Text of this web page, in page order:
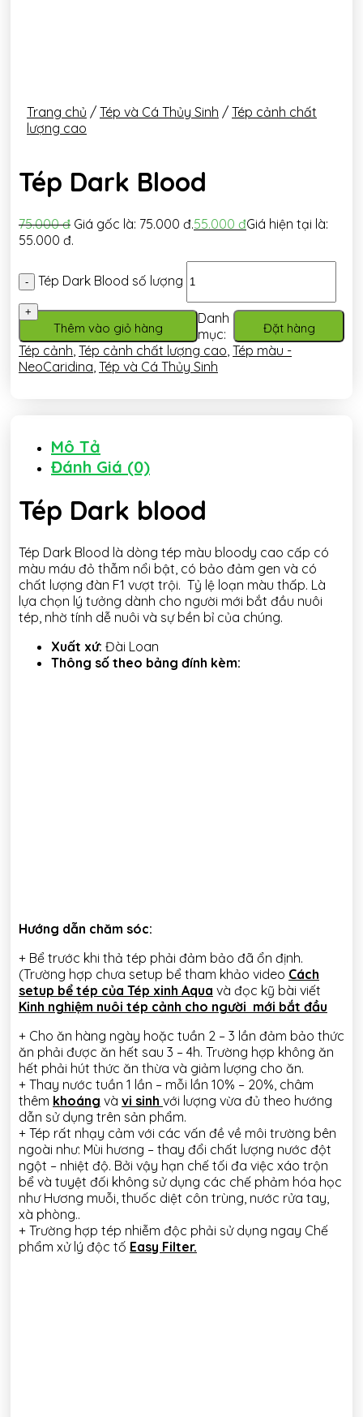
Trang chủ / Tép và Cá Thủy Sinh / Tép cảnh chất
lượng cao
Tép Dark Blood
75.000đ Giá gốc là: 75.000 đ.55.000 đGiá hiện tại là:
55.000 đ.
Tép Dark Blood số lượng
Thêm vào giỏ hàng Đặt hàng
Danh
mục:
Tép cảnh Tép cảnh chất lượng cao Tép màu -
NeoCaridina Tép và Cá Thủy Sinh
Mô Tả
Đánh Giá (0)
Tép Dark blood
Tép Dark Blood là dòng tép màu bloody cao cấp có
màu máu đỏ thẫm nổi bật, có bảo đảm gen và có
chất lượng đàn F1 vượt trội. Tỷ lệ loạn màu thấp. Là
lựa chọn lý tưởng dành cho người mới bắt đầu nuôi
tép, nhờ tính dễ nuôi và sự bền bỉ của chúng.
Xuất xứ: Đài Loan
Thông số theo bảng đính kèm:
Hướng dẫn chăm sóc:
+ Bể trước khi thả tép phải đảm bảo đã ổn định.
(Trường hợp chưa setup bể tham khảo video Cách
setup bể tép của Tép xinh Aqua và đọc kỹ bài viết
Kinh nghiệm nuôi tép cảnh cho người mới bắt đầu
+ Cho ăn hàng ngày hoặc tuần 2 – 3 lần đảm bảo thức
ăn phải được ăn hết sau 3 – 4h. Trường hợp không ăn
hết phải hút thức ăn thừa và giảm lượng cho ăn.
+ Thay nước tuần 1 lần – mỗi lần 10% – 20%, châm
thêm khoáng và vi sinh với lượng vừa đủ theo hướng
dẫn sử dụng trên sản phẩm.
+ Tép rất nhạy cảm với các vấn đề về môi trường bên
ngoài như: Mùi hương – thay đổi chất lượng nước đột
ngột – nhiệt độ. Bởi vậy hạn chế tối đa việc xáo trộn
bể và tuyệt đối không sử dụng các chế phảm hóa học
như Hương muỗi, thuốc diệt côn trùng, nước rửa tay,
xà phòng..
+ Trường hợp tép nhiễm độc phải sử dụng ngay Chế
phẩm xử lý độc tố Easy Filter.